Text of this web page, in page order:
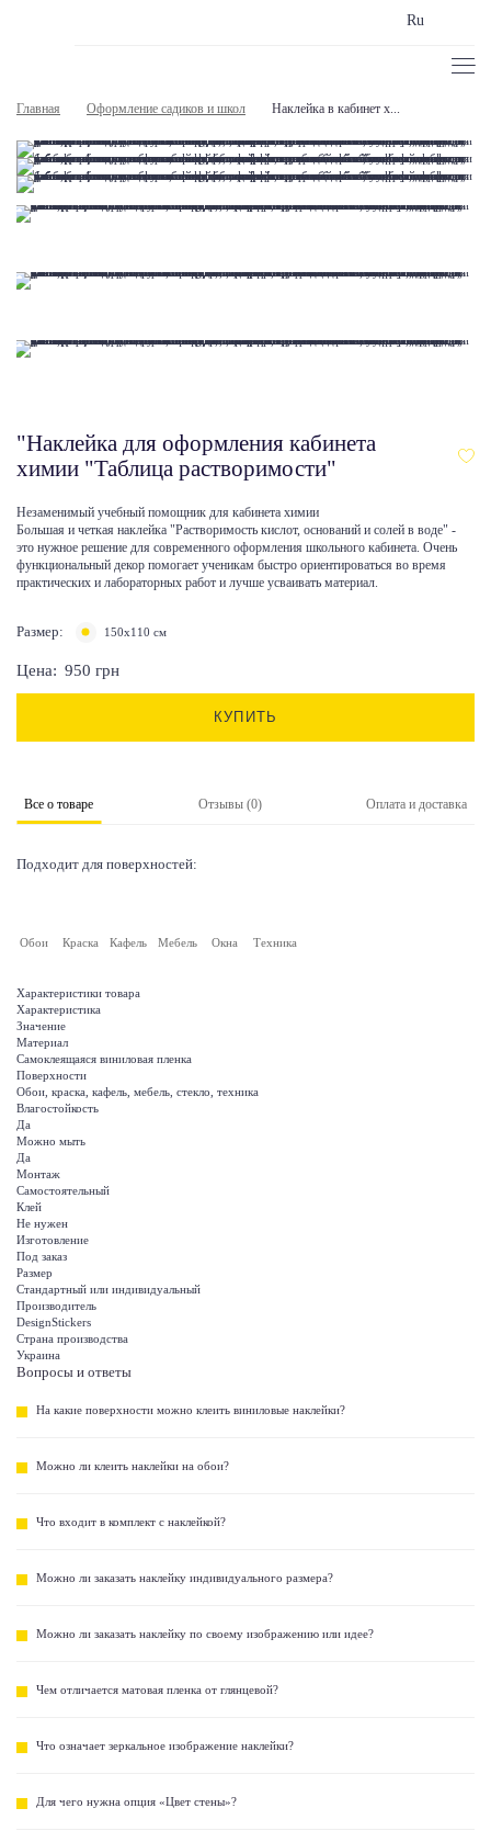
Ru
Главная Оформление садиков и школ Наклейка в кабинет х...
"Наклейка для оформления кабинета
химии "Таблица растворимости"
Незаменимый учебный помощник для кабинета химии
Большая и четкая наклейка "Растворимость кислот, оснований и солей в воде" -
это нужное решение для современного оформления школьного кабинета. Очень
функциональный декор помогает ученикам быстро ориентироваться во время
практических и лабораторных работ и лучше усваивать материал.
Размер: 150х110 см
Цена: 950 грн
КУПИТЬ
Все о товаре Отзывы (0) Оплата и доставка
Подходит для поверхностей:
Обои Краска Кафель Мебель Окна Техника
Характеристики товара
Характеристика
Значение
Материал
Самоклеящаяся виниловая пленка
Поверхности
Обои, краска, кафель, мебель, стекло, техника
Влагостойкость
Да
Можно мыть
Да
Монтаж
Самостоятельный
Клей
Не нужен
Изготовление
Под заказ
Размер
Стандартный или индивидуальный
Производитель
DesignStickers
Страна производства
Украина
Вопросы и ответы
На какие поверхности можно клеить виниловые наклейки?
Можно ли клеить наклейки на обои?
Что входит в комплект с наклейкой?
Можно ли заказать наклейку индивидуального размера?
Можно ли заказать наклейку по своему изображению или идее?
Чем отличается матовая пленка от глянцевой?
Что означает зеркальное изображение наклейки?
Для чего нужна опция «Цвет стены»?